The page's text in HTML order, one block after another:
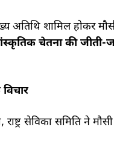
अतिथि शामिल होकर
चेतना की
सेविका समिति ने